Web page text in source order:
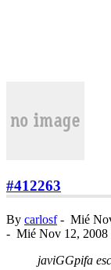
#412263
By carlosf- Mié
- Mié Nov 12, 2008
javiGGpifa